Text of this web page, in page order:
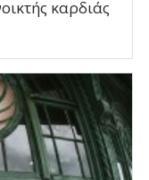
καρδιάς